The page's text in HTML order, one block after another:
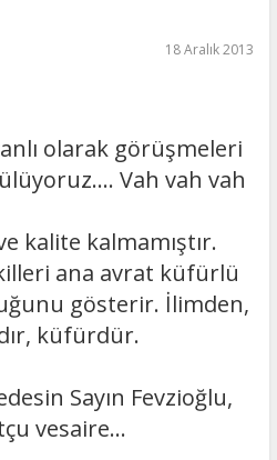
18 Aralık 2013
olarak görüşmeleri
Vah vah vah
kalite kalmamıştır.
ana avrat küfürlü
gösterir. İlimden,
küfürdür.
Sayın Fevzioğlu,
vesaire...